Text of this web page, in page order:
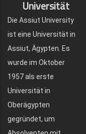
Universität
Die Assiut University
ist eine Universität in
Assiut, Ägypten. Es
wurde im Oktober
1957 als erste
Universität in
Oberägypten
gegründet, um